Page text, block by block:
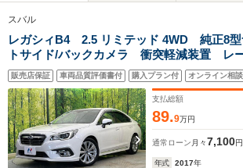
スバル
レガシィB4 2.5 リミテッド 4WD 純正8
トサイド/バックカメラ 衝突軽減装置 レ
ズ 禁煙車 全席シートヒーター ドラレ
センサー スマートキー LEDヘッド
販売店保証 車両品質評価書付 購入プラン付 オンライン相
支払総額
89.9万円
通常ローン 月々7,100円
年式 2017年